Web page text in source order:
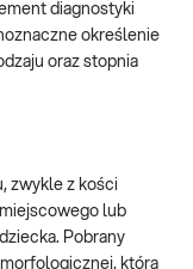
diagnostyki
określenie
oraz stopnia
zwykle z kości
lub
Pobrany
która